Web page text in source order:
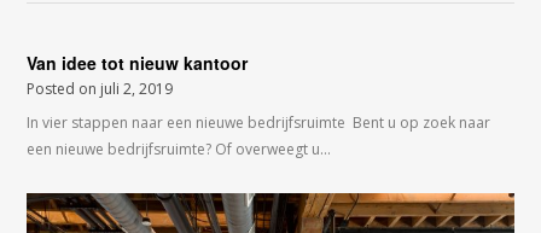
Van idee tot nieuw kantoor
Posted on juli 2, 2019
In vier stappen naar een nieuwe bedrijfsruimte Bent u op zoek naar
een nieuwe bedrijfsruimte? Of overweegt u…